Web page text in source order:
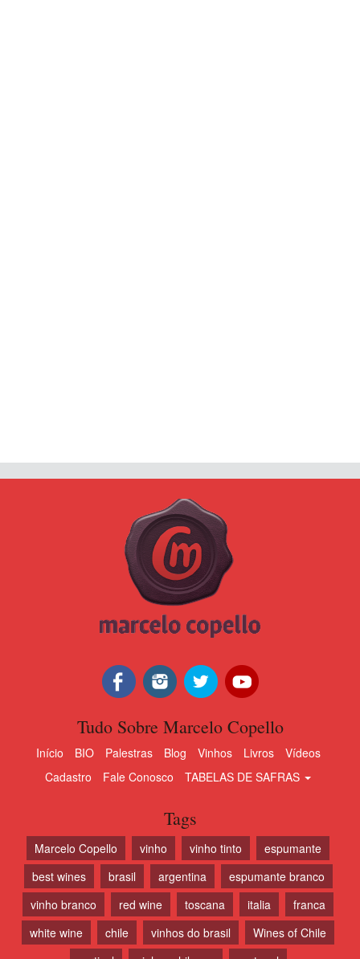
Tudo Sobre Marcelo Copello
Início BIO Palestras Blog Vinhos Livros
Vídeos
Cadastro
Fale Conosco TABELAS DE SAFRAS
Tags
Marcelo Copello vinho vinho tinto
espumante
best wines
brasil argentina
espumante branco
vinho branco
red wine toscana italia
franca
white wine
chile vinhos do brasil
Wines of Chile